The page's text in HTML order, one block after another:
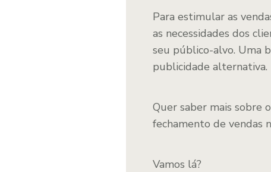
Para estimular as
as necessidades dos
seu público-alvo. Uma
publicidade alternativa.
Quer saber mais sobre
fechamento de vendas
Vamos lá?